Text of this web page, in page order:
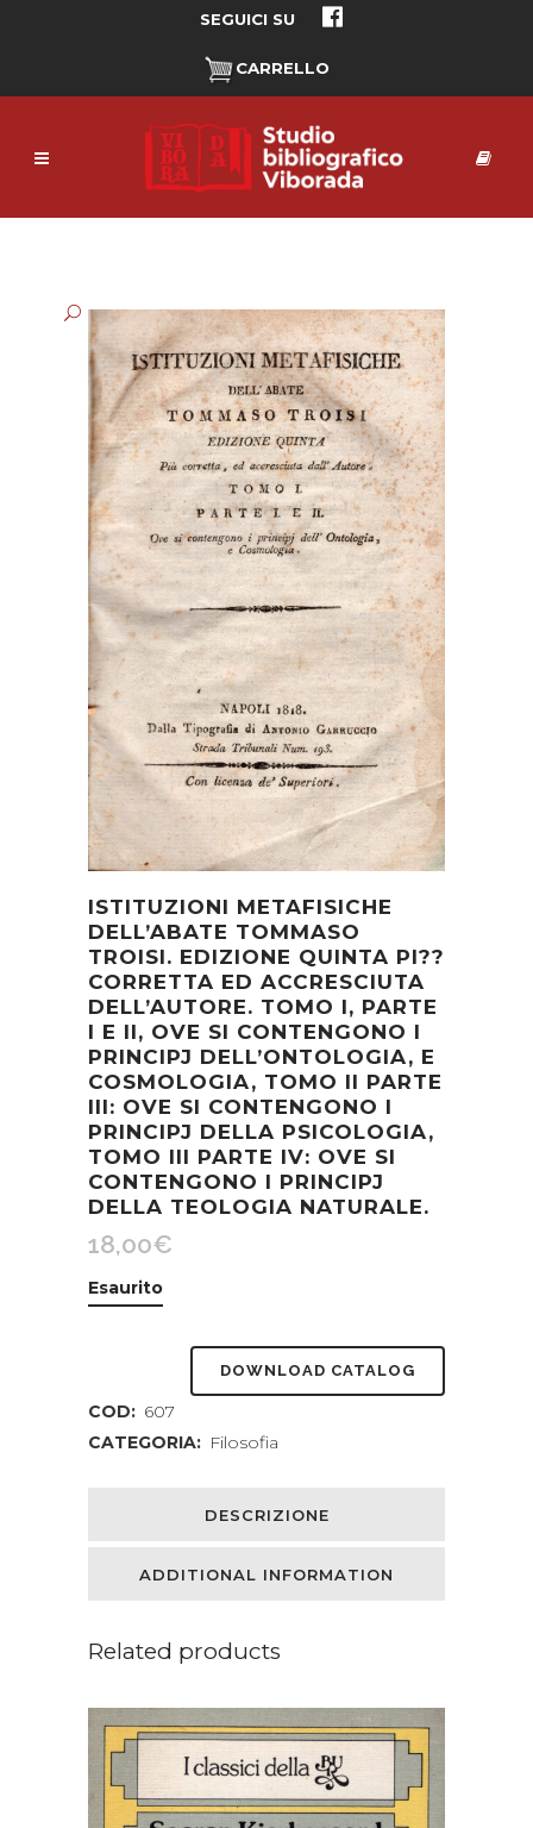
SEGUICI SU
CARRELLO
ISTITUZIONI METAFISICHE
DELL’ABATE TOMMASO
TROISI. EDIZIONE QUINTA PI??
CORRETTA ED ACCRESCIUTA
DELL’AUTORE. TOMO I, PARTE
I E II, OVE SI CONTENGONO I
PRINCIPJ DELL’ONTOLOGIA, E
COSMOLOGIA, TOMO II PARTE
III: OVE SI CONTENGONO I
PRINCIPJ DELLA PSICOLOGIA,
TOMO III PARTE IV: OVE SI
CONTENGONO I PRINCIPJ
DELLA TEOLOGIA NATURALE.
18,00€
Esaurito
DOWNLOAD CATALOG
COD: 607
CATEGORIA: Filosofia
DESCRIZIONE
ADDITIONAL INFORMATION
Related products